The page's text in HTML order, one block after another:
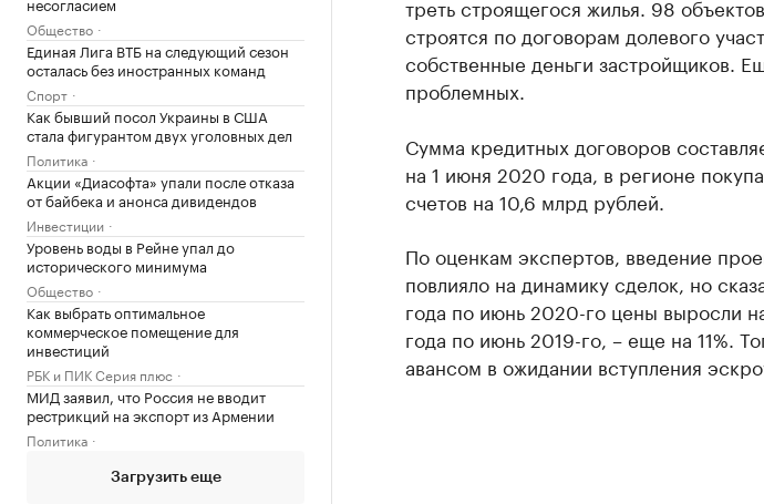
Общество
Единая Лига ВТБ на следующий сезон
осталась без иностранных команд
Спорт
Как бывший посол Украины в США
стала фигурантом двух уголовных дел
Политика
Акции «Диасофта» упали после отказа
от байбека и анонса дивидендов
Инвестиции
Уровень воды в Рейне упал до
исторического минимума
Общество
Как выбрать оптимальное
коммерческое помещение для
инвестиций
РБК и ПИК Серия плюс
МИД заявил, что Россия не вводит
рестрикций на экспорт из Армении
Политика
Загрузить еще
треть строящегося жилья. 98
строятся по договорам долевого
собственные деньги застройщиков.
проблемных.
Сумма кредитных договоров
на 1 июня 2020 года, в регионе
счетов на 10,6 млрд рублей.
По оценкам экспертов, введение
повлияло на динамику сделок, но
года по июнь 2020-го цены выросли
года по июнь 2019-го, – еще на 11%.
авансом в ожидании вступления